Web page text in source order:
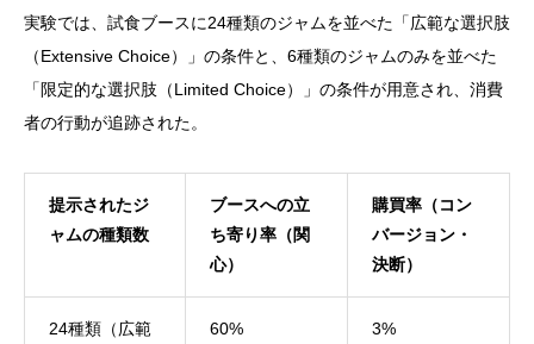
実験では、試食ブースに24種類のジャムを並べた「広範な選択肢
（Extensive Choice）」の条件と、6種類のジャムのみを並べた
「限定的な選択肢（Limited Choice）」の条件が用意され、消費
者の行動が追跡された。
提示されたジ
ャムの種類数
ブースへの立
ち寄り率（関
心）
購買率（コン
バージョン・
決断）
24種類（広範
60% 3%